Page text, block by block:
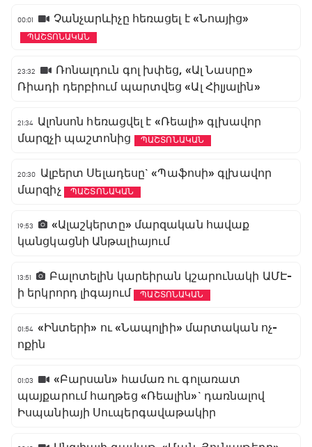
00:01 Չանչարևիչը հեռացել է «Նոայից»
ՊԱՇՏՈՆԱԿԱՆ
23:32
Ռոնալդուն գոլ խփեց, «Ալ Նասրը»
Ռիադի դերբիում պարտվեց «Ալ Հիլյալին»
21:34 Ալոնսոն հեռացվել է «Ռեալի» գլխավոր
մարզչի պաշտոնից
ՊԱՇՏՈՆԱԿԱՆ
20:30
Ալբերտ Սելադեսը` «Պաֆոսի» գլխավոր
մարզիչ
ՊԱՇՏՈՆԱԿԱՆ
19:53
«Ալաշկերտը» մարզական հավաք
կանցկացնի Անթալիայում
13:51
Բալոտելին կարեիրան կշարունակի ԱՄԷ-
ի երկրորդ լիգայում
ՊԱՇՏՈՆԱԿԱՆ
01:54 «Ինտերի» ու «Նապոլիի» մարտական ոչ-
ոքին
01:03
«Բարսան» համառ ու գոլառատ
պայքարում հաղթեց «Ռեալին»` դառնալով
Իսպանիայի Սուպերգավաթակիր